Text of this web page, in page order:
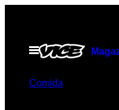
contenido
Abrir
Menú
Comida